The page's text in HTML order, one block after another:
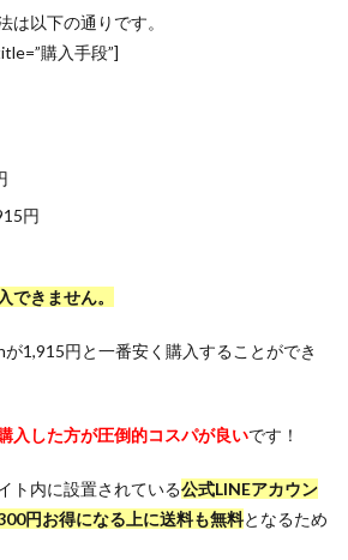
は以下の通りです。
購入手段”]
円
きません。
1,915円と一番安く購入することができ
入した方が圧倒的コスパが良いです！
ト内に設置されている公式LINEアカウン
円お得になる上に送料も無料となるため